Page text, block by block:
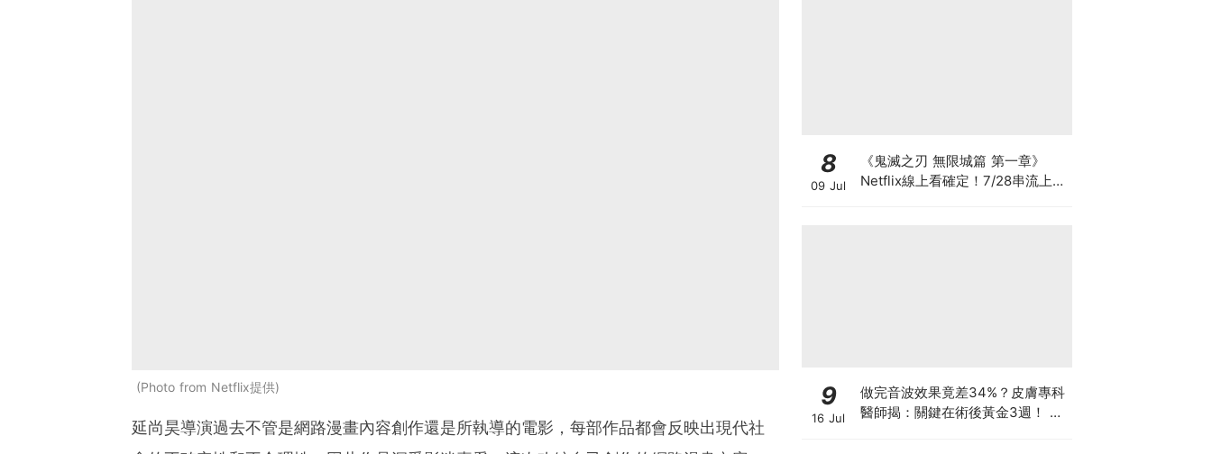
Photo from Netflix提供
延尚昊導演過去不管是網路漫畫內容創作還是所執導的電影，每部作品都會反映出現代社
8
09 Jul
《鬼滅之刃 無限城篇 第一章》
Netflix線上看確定！7/28串流上架
9
16 Jul
做完音波效果竟差34%？皮膚專科
醫師揭：關鍵在術後黃金3週！ 醫